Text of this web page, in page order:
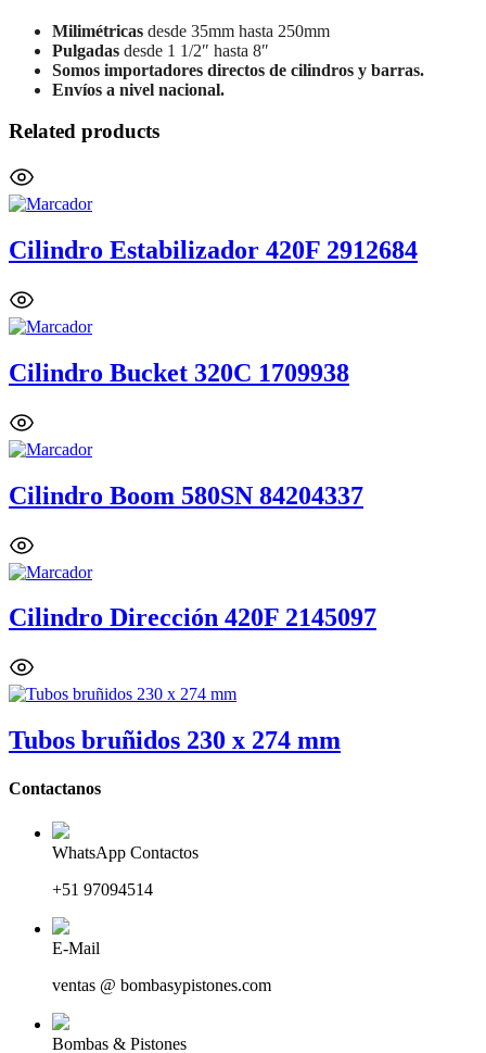
Milimétricas desde 35mm hasta 250mm
Pulgadas desde 1 1/2″ hasta 8″
Somos importadores directos de cilindros y barras.
Envíos a nivel nacional.
Related products
Cilindro Estabilizador 420F 2912684
Cilindro Bucket 320C 1709938
Cilindro Boom 580SN 84204337
Cilindro Dirección 420F 2145097
Tubos bruñidos 230 x 274 mm
Contactanos
WhatsApp Contactos
+51 97094514
E-Mail
ventas @ bombasypistones.com
Bombas & Pistones